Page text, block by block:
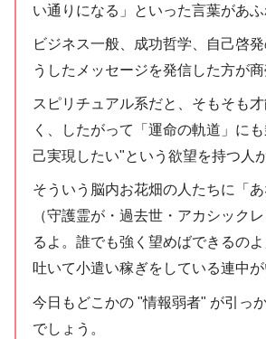
い通りになる」といった言葉があふ
ビジネス一般、成功哲学、自己啓
うしたメッセージを発信した方が商
スピリチュアル系だと、そもそも
く、したがって「運命の軌道」に
己実現したい"という欲望を持つ人
そういう脳内お花畑の人たちに「
（守護霊が・過去世・アカシック
るよ。誰でも強く望めばできるの
吐いて小遣い稼ぎをしている連中が
今日もどこかの "情報弱者" が引っ
でしょう。